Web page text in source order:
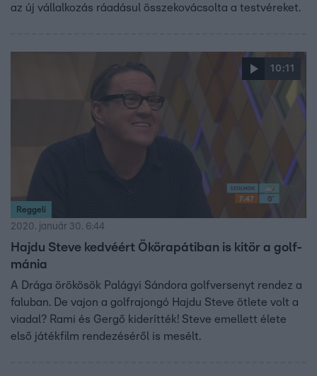
az új vállalkozás ráadásul összekovácsolta a testvéreket.
10:11
Reggeli
2020. január 30. 6:44
Hajdu Steve kedvéért Ökörapátiban is kitör a golf-
mánia
A Drága örökösök Palágyi Sándora golfversenyt rendez a
faluban. De vajon a golfrajongó Hajdu Steve ötlete volt a
viadal? Rami és Gergő kiderítték! Steve emellett élete
első játékfilm rendezéséről is mesélt.